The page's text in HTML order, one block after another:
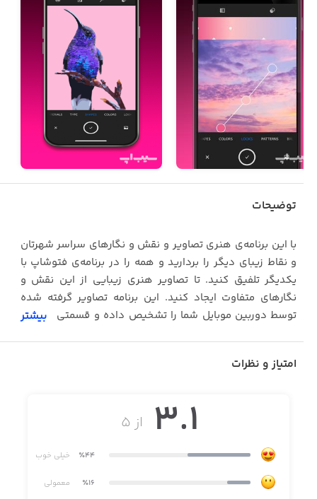
توضیحات
با این برنامه‌ی هنری تصاویر و نقش و نگارهای سراسر شهرتان
و نقاط زیبای دیگر را بردارید و همه را در برنامه‌ی فتوشاپ با
یکدیگر تلفیق کنید. تا تصاویر هنری زیبایی از این نقش و
نگارهای متفاوت ایجاد کنید. این برنامه تصاویر گرفته شده
توسط دوربین موبایل شما را تشخیص داده و قسمتی که شما
بیشتر
امتیاز و نظرات
از ۵ 3.1
٪44 خیلی خوب
٪16 معمولی